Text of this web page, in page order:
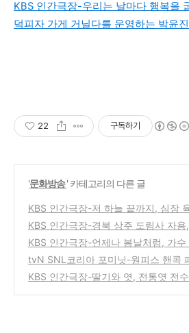
KBS 인간극장-우리는 날마다 행복을
덕피자 가게 거닐다를 운영하는 박윤
22 구독하기
'문화방송' 카테고리의 다른 글
KBS 인간극장-저 하늘 끝까지, 심장
로 투병중인 최진숙, 임재윤 부부의
KBS 인간극장-경북 상주 도림사 자용
연 세스님과 홍인이 그 이후, 다문화가
생활 이야기
(2)
KBS 인간극장-언제나 봄날처럼, 가수
씨와 가족들의 길위의 캠핑카 생활속
프로젝트
(0)
tvN SNL코리아 포미닛-원피스 핸콕
현아와 은교를 패러디한 응교와 방송
KBS 인간극장-딸기와 엿, 전통엿 전